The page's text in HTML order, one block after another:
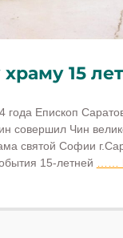
15 лет
года Епископ
совершил Чин
святой Софии
15-летней
……